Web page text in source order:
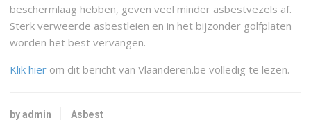
beschermlaag hebben, geven veel minder asbestvezels af.
Sterk verweerde asbestleien en in het bijzonder golfplaten
worden het best vervangen.
Klik hier om dit bericht van Vlaanderen.be volledig te lezen.
by admin Asbest